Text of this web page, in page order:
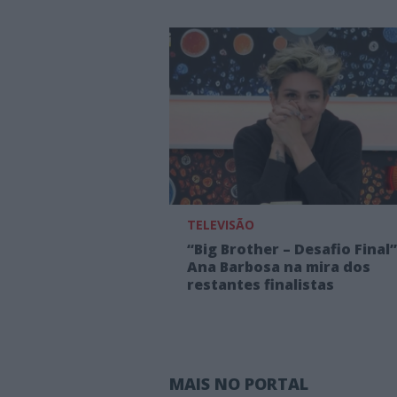
TELEVISÃO
“Big Brother – Desafio
Ana Barbosa na mira dos
restantes finalistas
MAIS NO PORTAL